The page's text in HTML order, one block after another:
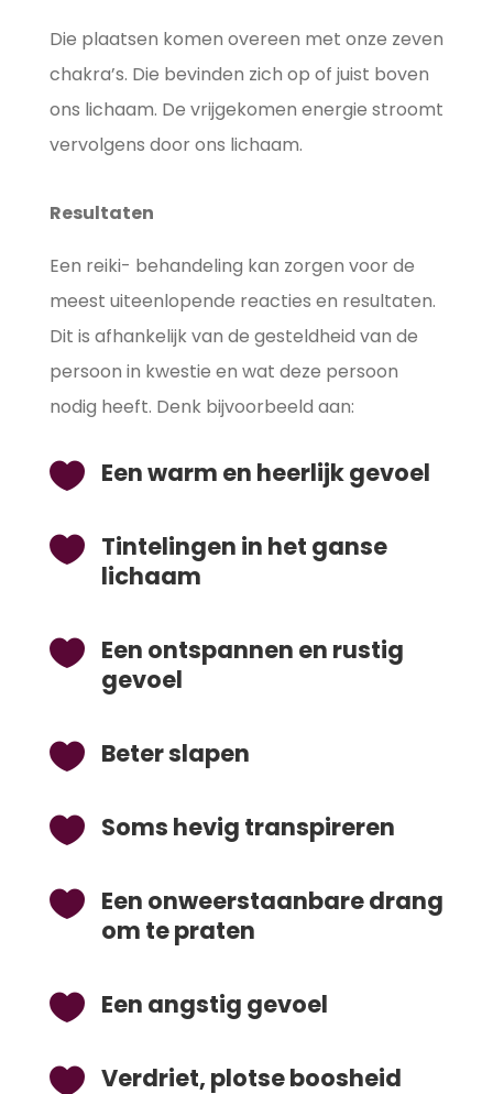
Die plaatsen komen overeen met onze zeven
chakra’s. Die bevinden zich op of juist boven
ons lichaam. De vrijgekomen energie stroomt
vervolgens door ons lichaam.
Resultaten
Een reiki- behandeling kan zorgen voor de
meest uiteenlopende reacties en resultaten.
Dit is afhankelijk van de gesteldheid van de
persoon in kwestie en wat deze persoon
nodig heeft. Denk bijvoorbeeld aan:
 Een warm en heerlijk gevoel
 Tintelingen in het ganse
lichaam
 Een ontspannen en rustig
gevoel
 Beter slapen
 Soms hevig transpireren
 Een onweerstaanbare drang
om te praten
 Een angstig gevoel
 Verdriet, plotse boosheid